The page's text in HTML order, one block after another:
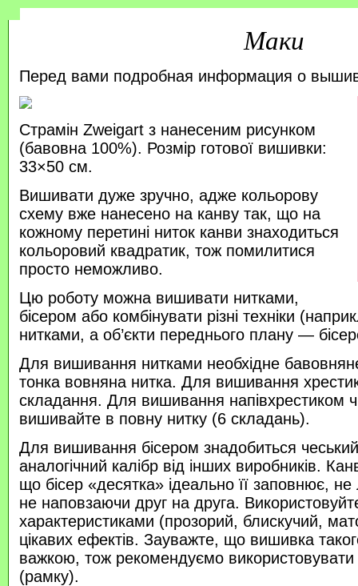
Маки
Перед вами подробная информация о
Страмін Zweigart з нанесеним рисунком
(бавовна 100%). Розмір готової вишивки:
33×50 см.
Вишивати дуже зручно, адже кольорову
схему вже нанесено на канву так, що на
кожному перетині ниток канви знаходиться
кольоровий квадратик, тож помилитися
просто неможливо.
Цю роботу можна вишивати нитками,
бісером або комбінувати різні техніки
нитками, а об’єкти переднього плану —
Для вишивання нитками необхідне
тонка вовняна нитка. Для вишивання
складання. Для вишивання напівхрестиком
вишивайте в повну нитку (6 складань).
Для вишивання бісером знадобиться
аналогічний калібр від інших виробників.
що бісер «десятка» ідеально її заповнює,
не наповзаючи друг на друга.
характеристиками (прозорий, блискучий,
цікавих ефектів. Зауважте, що вишивка
важкою, тож рекомендуємо
(рамку).